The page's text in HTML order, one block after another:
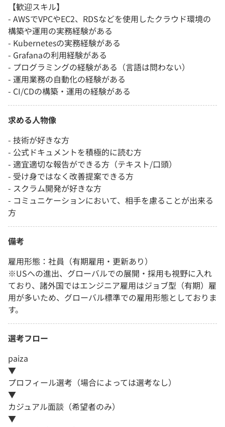
【歓迎スキル】
- AWSでVPCやEC2、RDSなどを使用したクラウド環境の
構築や運用の実務経験がある
- Kubernetesの実務経験がある
- Grafanaの利用経験がある
- プログラミングの経験がある（言語は問わない）
- 運用業務の自動化の経験がある
- CI/CDの構築・運用の経験がある
求める人物像
- 技術が好きな方
- 公式ドキュメントを積極的に読む方
- 適宜適切な報告ができる方（テキスト/口頭）
- 受け身ではなく改善提案できる方
- スクラム開発が好きな方
- コミュニケーションにおいて、相手を慮ることが出来る
方
備考
雇用形態：社員（有期雇用・更新あり）
※USへの進出、グローバルでの展開・採用も視野に入れ
ており、諸外国ではエンジニア雇用はジョブ型（有期）雇
用が多いため、グローバル標準での雇用形態としておりま
す。
選考フロー
paiza
▼
プロフィール選考（場合によっては選考なし）
▼
カジュアル面談（希望者のみ）
▼